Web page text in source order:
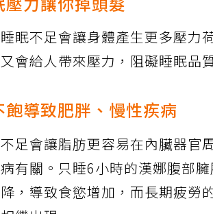
壓力讓你掉頭髮
眠不足會讓身體產生更多壓
會給人帶來壓力，阻礙睡眠品
飽導致肥胖、慢性疾病
足會讓脂肪更容易在內臟器官
有關。只睡6小時的漢娜腹部
，導致食慾增加，而長期疲勞